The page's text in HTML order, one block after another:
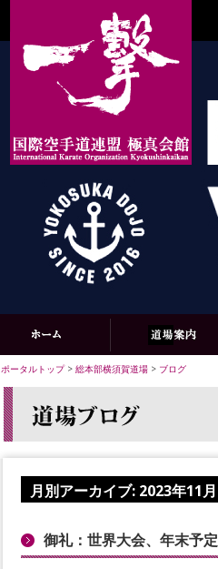
ポータルトップ> 総本部横須賀道場 > ブログ
月別アーカイブ: 2023年11月
御礼：世界大会、年末予定